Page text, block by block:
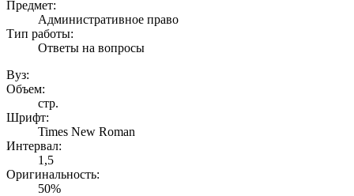
Предмет:
Административное право
Тип работы:
Ответы на вопросы
Вуз:
Объем:
стр.
Шрифт:
Times New Roman
Интервал:
1,5
Оригинальность:
50%